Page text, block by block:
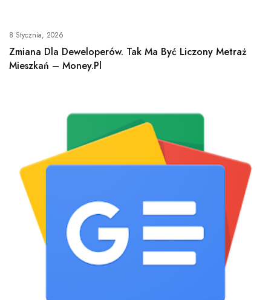
8 Stycznia, 2026
Zmiana Dla Deweloperów. Tak Ma Być Liczony Metraż
Mieszkań – Money.pl